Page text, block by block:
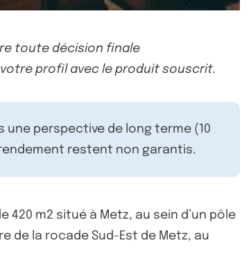
toute décision finale
profil avec le produit souscrit.
perspective de long terme (10
restent non garantis.
m2 situé à Metz, au sein d’un pôle
de la rocade Sud-Est de Metz, au